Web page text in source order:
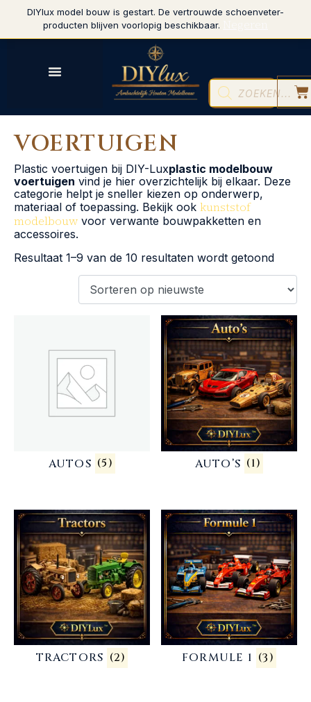
DIYlux model bouw is gestart. De vertrouwde schoenveter-
producten blijven voorlopig beschikbaar.
VOERTUIGEN
Plastic voertuigen bij DIY-Luxplastic modelbouw
voertuigen vind je hier overzichtelijk bij elkaar. Deze
categorie helpt je sneller kiezen op onderwerp,
materiaal of toepassing. Bekijk ook kunststof
modelbouw voor verwante bouwpakketten en
accessoires.
Resultaat 1–9 van de 10 resultaten wordt getoond
AUTOS (5) AUTO’S (1)
TRACTORS (2) FORMULE 1 (3)